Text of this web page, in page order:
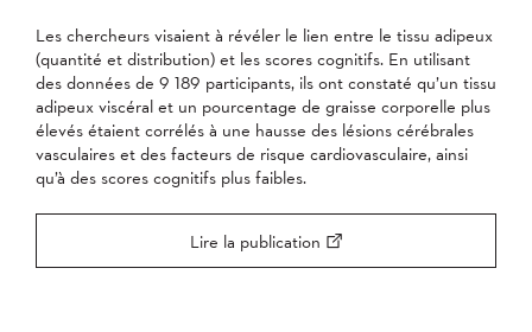
Les chercheurs visaient à révéler le lien entre le tissu adipeux
(quantité et distribution) et les scores cognitifs. En utilisant
des données de 9 189 participants, ils ont constaté qu’un tissu
adipeux viscéral et un pourcentage de graisse corporelle plus
élevés étaient corrélés à une hausse des lésions cérébrales
vasculaires et des facteurs de risque cardiovasculaire, ainsi
qu’à des scores cognitifs plus faibles.
Lire la publication